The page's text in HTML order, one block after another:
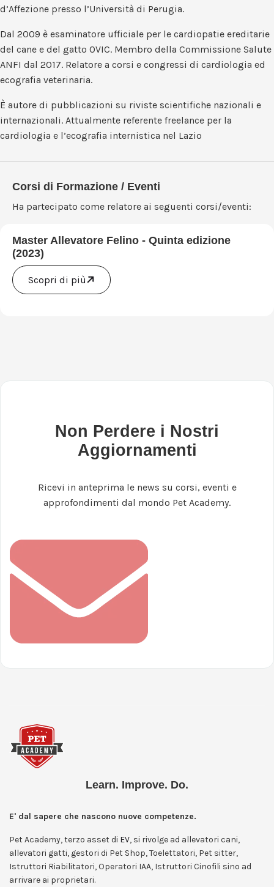
d’Affezione presso l’Università di Perugia.
Dal 2009 è esaminatore ufficiale per le cardiopatie ereditarie
del cane e del gatto OVIC. Membro della Commissione Salute
ANFI dal 2017. Relatore a corsi e congressi di cardiologia ed
ecografia veterinaria.
È autore di pubblicazioni su riviste scientifiche nazionali e
internazionali. Attualmente referente freelance per la
cardiologia e l’ecografia internistica nel Lazio
Corsi di Formazione / Eventi
Ha partecipato come relatore ai seguenti corsi/eventi:
Master Allevatore Felino - Quinta edizione
(2023)
Scopri di più
Non Perdere i Nostri
Aggiornamenti
Ricevi in anteprima le news su corsi, eventi e
approfondimenti dal mondo Pet Academy.
Learn. Improve. Do.
E' dal sapere che nascono nuove competenze.
Pet Academy, terzo asset di EV, si rivolge ad allevatori cani,
allevatori gatti, gestori di Pet Shop, Toelettatori, Pet sitter,
Istruttori Riabilitatori, Operatori IAA, Istruttori Cinofili sino ad
arrivare ai proprietari.